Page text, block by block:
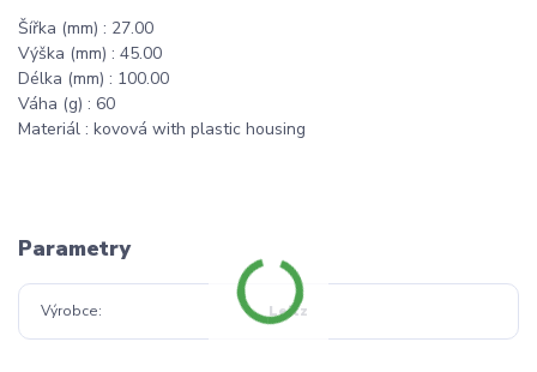
Šířka (mm) : 27.00
Výška (mm) : 45.00
Délka (mm) : 100.00
Váha (g) : 60
Materiál : kovová with plastic housing
Parametry
Výrobce Leitz